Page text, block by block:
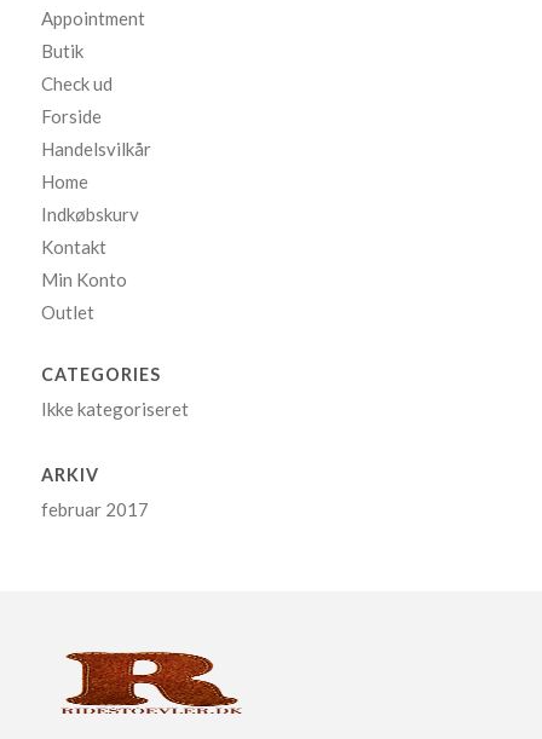
Appointment
Butik
Check ud
Forside
Handelsvilkår
Home
Indkøbskurv
Kontakt
Min Konto
Outlet
CATEGORIES
Ikke kategoriseret
ARKIV
februar 2017